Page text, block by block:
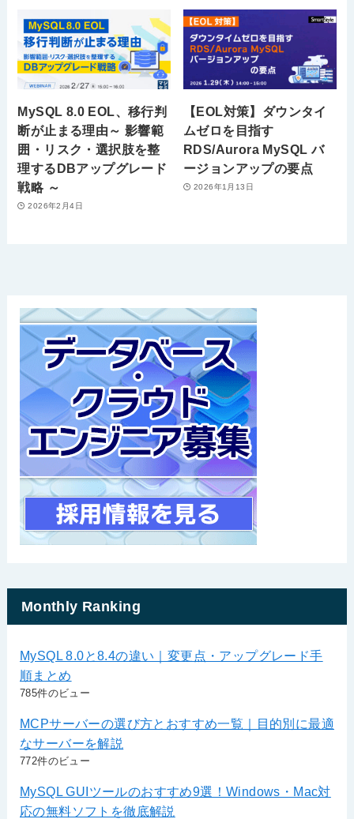
MySQL 8.0 EOL、移行判
断が止まる理由～ 影響範
囲・リスク・選択肢を整
理するDBアップグレード
戦略 ～
2026年2月4日
【EOL対策】ダウンタイ
ムゼロを目指す
RDS/Aurora MySQL バ
ージョンアップの要点
2026年1月13日
Monthly Ranking
MySQL 8.0と8.4の違い｜変更点・アップグレード手
順まとめ
785件のビュー
MCPサーバーの選び方とおすすめ一覧｜目的別に最適
なサーバーを解説
772件のビュー
MySQL GUIツールのおすすめ9選！Windows・Mac対
応の無料ソフトを徹底解説